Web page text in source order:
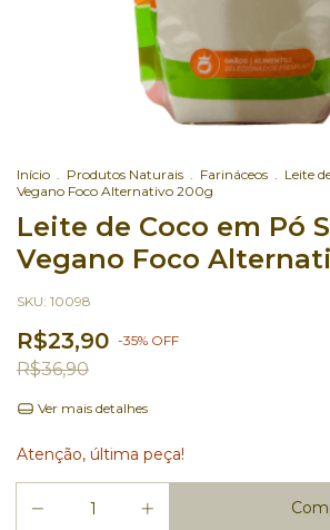
Início . Produtos Naturais . Farináceos . Leite
Vegano Foco Alternativo 200g
Leite de Coco em Pó
Vegano Foco
SKU: 10098
R$23,90 -35% OFF
R$36,90
Ver mais detalhes
Atenção, última peça!